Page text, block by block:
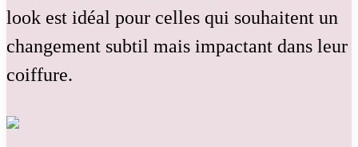
look est idéal pour celles qui souhaitent un
changement subtil mais impactant dans leur
coiffure.